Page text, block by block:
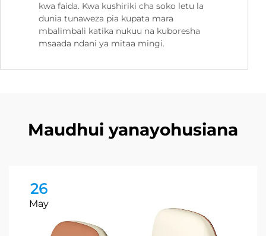
kwa faida. Kwa kushiriki cha soko letu la
dunia tunaweza pia kupata mara
mbalimbali katika nukuu na kuboresha
msaada ndani ya mitaa mingi.
Maudhui yanayohusiana
26
May